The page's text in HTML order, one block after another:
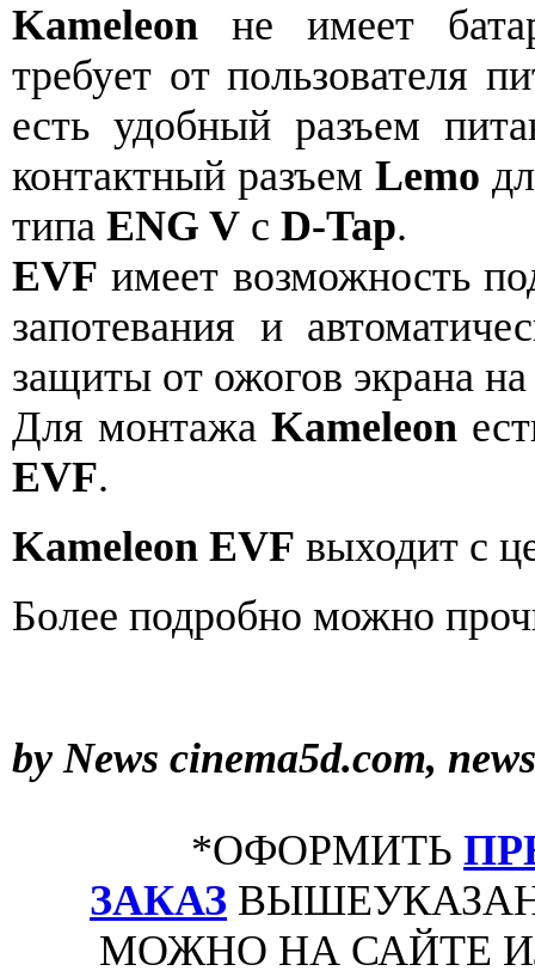
Kameleon не имеет
требует от пользователя
есть удобный разъем
контактный разъем Lemo
типа ENG V с D-Tap.
EVF имеет возможность
запотевания и
защиты от ожогов экрана
Для монтажа Kameleon
EVF.
Kameleon EVF выходит с
Более подробно можно
by News cinema5d.com,
*ОФОРМИТЬ
ЗАКАЗ
МОЖНО НА САЙТЕ